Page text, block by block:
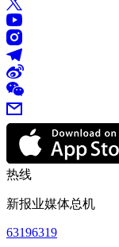
热线
新报业媒体总机
63196319